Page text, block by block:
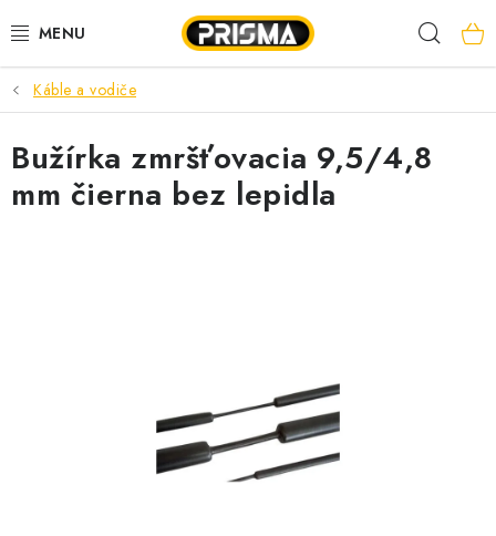
na
AKCIE
LED PÁSY
MODULÁRNE PRÍSTROJE
SVORKY, ROZBOČOVAČE A OSTATNÉ
Káble a vodiče
Bužírka zmršťovacia 9,5/4,8
mm čierna bez lepidla